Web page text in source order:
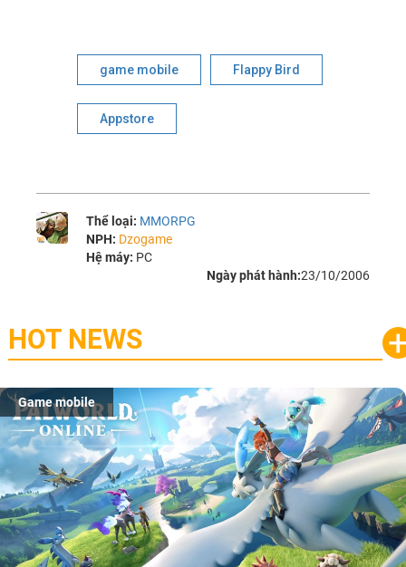
game mobile Flappy Bird
Appstore
Thể loại: MMORPG
NPH: Dzogame
Hệ máy: PC
Ngày phát hành:23/10/2006
HOT NEWS
Game mobile